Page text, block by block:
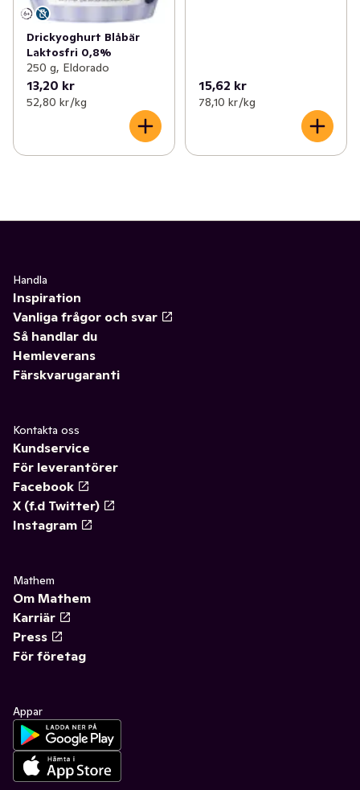
Drickyoghurt Blåbär
Laktosfri 0,8%
250 g, Eldorado
13,20 kr
52,80 kr /kg
15,62 kr
78,10 kr /kg
Handla
Inspiration
Vanliga frågor och svar
Så handlar du
Hemleverans
Färskvarugaranti
Kontakta oss
Kundservice
För leverantörer
Facebook
X (f.d Twitter)
Instagram
Mathem
Om Mathem
Karriär
Press
För företag
Appar